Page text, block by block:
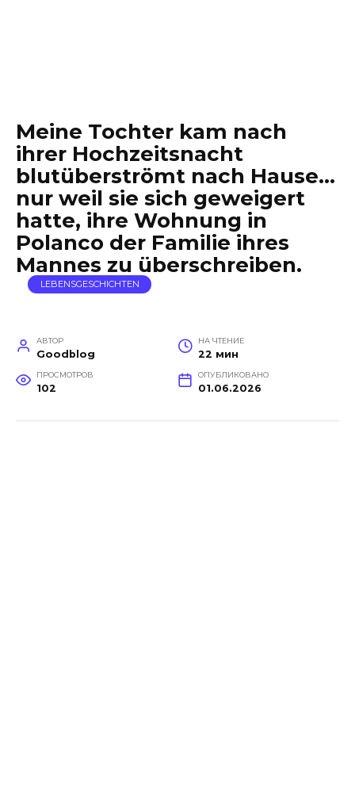
Meine Tochter kam nach
ihrer Hochzeitsnacht
blutüberströmt nach Hause…
nur weil sie sich geweigert
hatte, ihre Wohnung in
Polanco der Familie ihres
Mannes zu überschreiben.
LEBENSGESCHICHTEN
АВТОР
Goodblog
НА ЧТЕНИЕ
22 мин
ПРОСМОТРОВ
102
ОПУБЛИКОВАНО
01.06.2026